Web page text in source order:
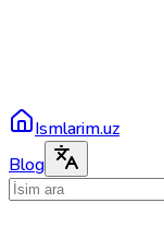
Ismlarim.uz
Blog